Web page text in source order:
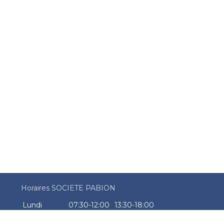
Horaires SOCIETE PABION
Lundi
07:30-12:00
13:30-18:00